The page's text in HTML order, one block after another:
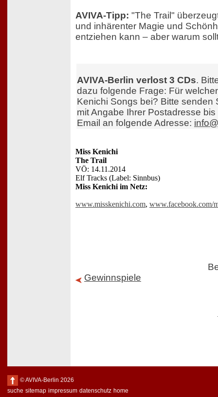
AVIVA-Tipp: "The Trail"
und inhärenter Magie und
entziehen kann – aber warum
AVIVA-Berlin verlost 3 CDs.
dazu folgende Frage: Für
Kenichi Songs bei? Bitte senden
mit Angabe Ihrer Postadresse
Email an folgende Adresse:
Miss Kenichi
The Trail
VÖ: 14.11.2014
Elf Tracks (Label: Sinnbus)
Miss Kenichi im Netz:
www.misskenichi.com, www.facebook.com/
Gewinnspiele
© AVIVA-Berlin 2026
suche sitemap impressum datenschutz home